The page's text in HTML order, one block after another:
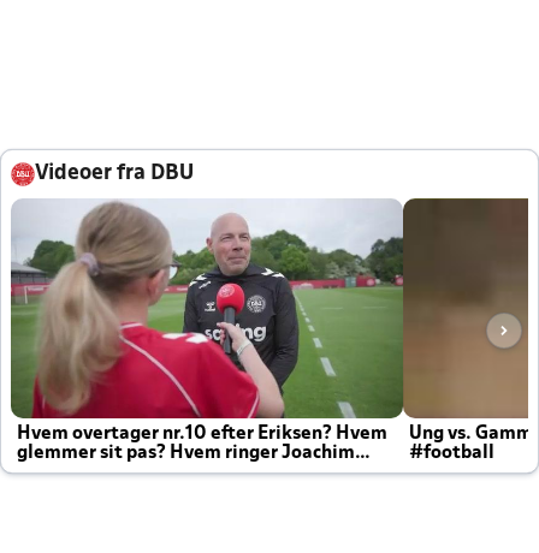
Videoer fra DBU
Hvem overtager nr.10 efter Eriksen? Hvem
glemmer sit pas? Hvem ringer Joachim
altid til efter kampe?
Ung vs.
#football